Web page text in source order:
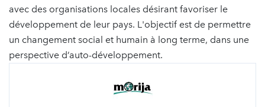
avec des organisations locales désirant favoriser le
développement de leur pays. L'objectif est de permettre
un changement social et humain à long terme, dans une
perspective d’auto-développement.